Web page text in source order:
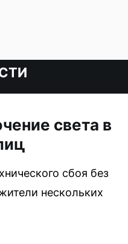
света в
сбоя без
нескольких